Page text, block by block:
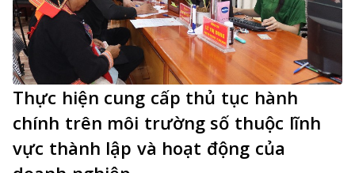
Thực hiện cung cấp thủ tục hành
chính trên môi trường số thuộc lĩnh
vực thành lập và hoạt động của